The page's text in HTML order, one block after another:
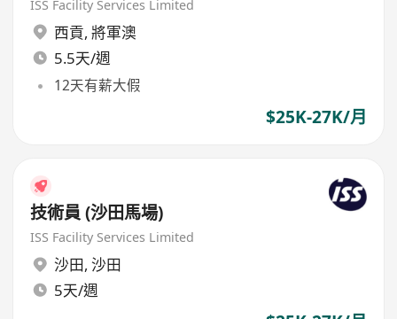
ISS Facility Services Limited
西貢, 將軍澳
5.5天/週
12天有薪大假
$25K-27K/月
技術員 (沙田馬場)
ISS Facility Services Limited
沙田, 沙田
5天/週